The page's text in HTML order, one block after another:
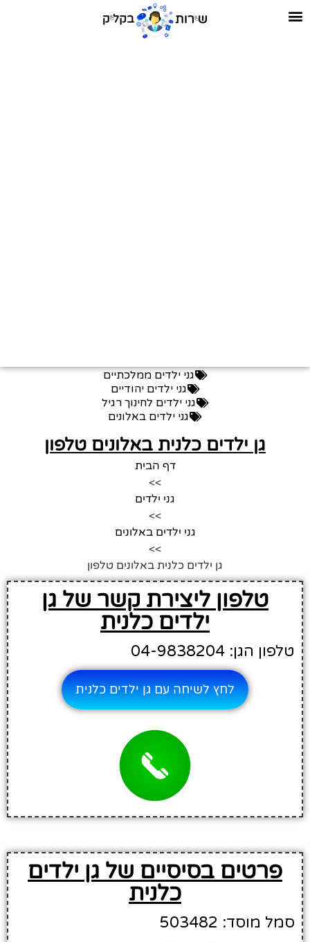
גני ילדים ממלכתיים
גני ילדים יהודיים
גני ילדים לחינוך רגיל
גני ילדים באלונים
גן ילדים כלנית באלונים טלפון
דף הבית
>>
גני ילדים
>>
גני ילדים באלונים
>>
גן ילדים כלנית באלונים טלפון
טלפון ליצירת קשר של גן
ילדים כלנית
טלפון הגן: 04-9838204
לחץ לשיחה עם גן ילדים כלנית
פרטים בסיסיים של גן ילדים
כלנית
סמל מוסד: 503482